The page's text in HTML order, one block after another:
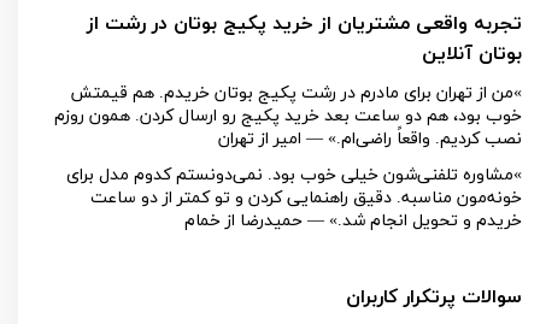
تجربه واقعی مشتریان از خرید پکیج بوتان در رشت از
بوتان آنلاین
«من از تهران برای مادرم در رشت پکیج بوتان خریدم. هم قیمتش
خوب بود، هم دو ساعت بعد خرید پکیج رو ارسال کردن. همون روزم
نصب کردیم. واقعاً راضی‌ام.» — امیر از تهران
«مشاوره تلفنی‌شون خیلی خوب بود. نمی‌دونستم کدوم مدل برای
خونه‌مون مناسبه. دقیق راهنمایی کردن و تو کمتر از دو ساعت
خریدم و تحویل انجام شد.» — حمیدرضا از خمام
سوالات پرتکرار کاربران